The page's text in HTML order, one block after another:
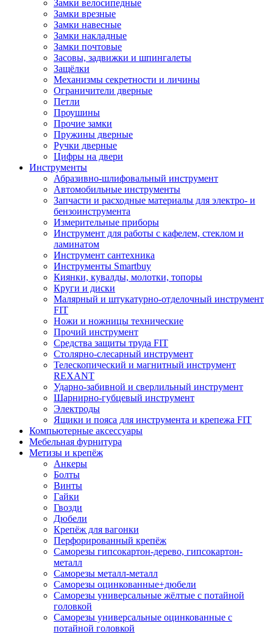
Замки велосипедные
Замки врезные
Замки навесные
Замки накладные
Замки почтовые
Засовы, задвижки и шпингалеты
Защёлки
Механизмы секретности и личины
Ограничители дверные
Петли
Проушины
Прочие замки
Пружины дверные
Ручки дверные
Цифры на двери
Инструменты
Абразивно-шлифовальный инструмент
Автомобильные инструменты
Запчасти и расходные материалы для электро- и
бензоинструмента
Измерительные приборы
Инструмент для работы с кафелем, стеклом и
ламинатом
Инструмент сантехника
Инструменты Smartbuy
Киянки, кувалды, молотки, топоры
Круги и диски
Малярный и штукатурно-отделочный инструмент
FIT
Ножи и ножницы технические
Прочий инструмент
Средства защиты труда FIT
Столярно-слесарный инструмент
Телескопический и магнитный инструмент
REXANT
Ударно-забивной и сверлильный инструмент
Шарнирно-губцевый инструмент
Электроды
Ящики и пояса для инструмента и крепежа FIT
Компьютерные аксессуары
Мебельная фурнитура
Метизы и крепёж
Анкеры
Болты
Винты
Гайки
Гвозди
Дюбели
Крепёж для вагонки
Перфорированный крепёж
Саморезы гипсокартон-дерево, гипсокартон-
металл
Саморезы металл-металл
Саморезы оцинкованные+дюбели
Саморезы универсальные жёлтые с потайной
головкой
Саморезы универсальные оцинкованные с
потайной головкой